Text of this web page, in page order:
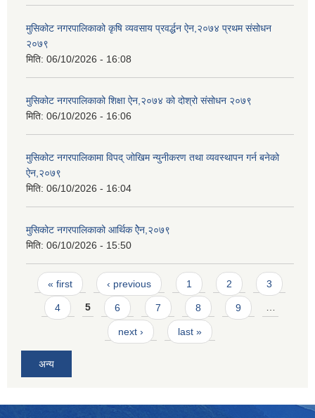
मुसिकोट नगरपालिकाको कृषि व्यवसाय प्रवर्द्धन ऐन,२०७४ प्रथम संसोधन
२०७९
मिति: 06/10/2026 - 16:08
मुसिकोट नगरपालिकाको शिक्षा ऐन,२०७४ को दोश्रो संसोधन २०७९
मिति: 06/10/2026 - 16:06
मुसिकोट नगरपालिकामा विपद् जोखिम न्युनीकरण तथा व्यवस्थापन गर्न बनेको
ऐन,२०७९
मिति: 06/10/2026 - 16:04
मुसिकोट नगरपालिकाको आर्थिक ऐेन,२०७९
मिति: 06/10/2026 - 15:50
Pages
« first ‹ previous 1 2 3
4 5 6 7 8 9 …
next › last »
अन्य